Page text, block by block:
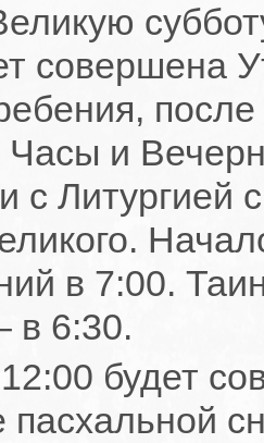
совершена
после
Часы и
с Литургией
в 7:00.
в 6:30.
будет